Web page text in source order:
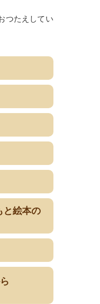
つたえしてい
絵本の